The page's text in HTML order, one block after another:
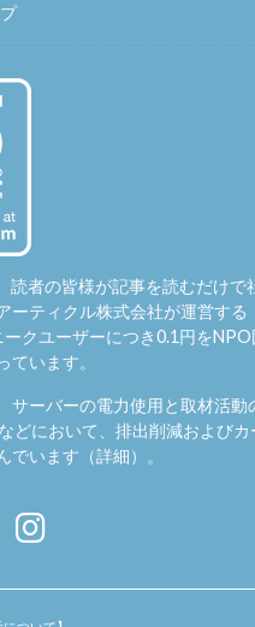
読者の皆様が記事を読むだけで
ーティクル株式会社が運営する
ークユーザーにつき0.1円を
ています。
サーバーの電力使用と取材活動
どにおいて、排出削減およびカ
でいます（詳細）。